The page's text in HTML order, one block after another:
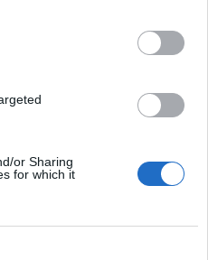
or Sharing
for which it
pályán.